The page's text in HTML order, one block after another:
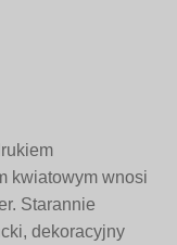
kwiatowym wnosi
Starannie
dekoracyjny